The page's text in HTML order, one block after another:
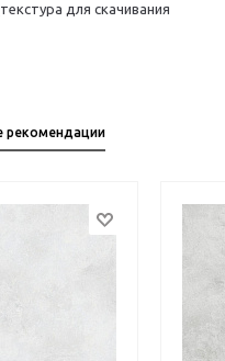
для скачивания
рекомендации